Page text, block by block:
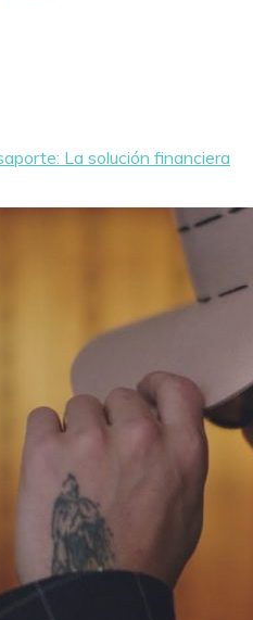
La solución financiera